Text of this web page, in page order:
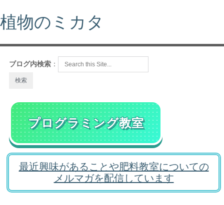
植物のミカタ
ブログ内検索 ：
プログラミング教室
最近興味があることや肥料教室についての
メルマガを配信しています